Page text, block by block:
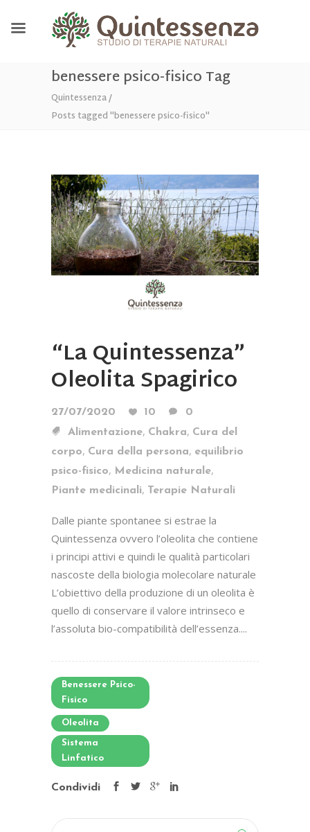
benessere psico-fisico Tag
Quintessenza/
Posts tagged "benessere psico-fisico"
“La Quintessenza”
Oleolita Spagirico
27/07/2020 10
0
Alimentazione, Chakra, Cura del
corpo, Cura della persona, equilibrio
psico-fisico, Medicina naturale,
Piante medicinali, Terapie Naturali
Dalle piante spontanee si estrae la
Quintessenza ovvero l’oleolita che contiene
i principi attivi e quindi le qualità particolari
nascoste della biologia molecolare naturale
L’obiettivo della produzione di un oleolita è
quello di conservare il valore intrinseco e
l’assoluta bio-compatibilità dell’essenza....
Benessere Psico-
Fisico
Oleolita
Sistema
Linfatico
Condividi